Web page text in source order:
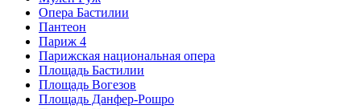
Опера Бастилии
Пантеон
Париж 4
Парижская национальная опера
Площадь Бастилии
Площадь Вогезов
Площадь Данфер-Рошро